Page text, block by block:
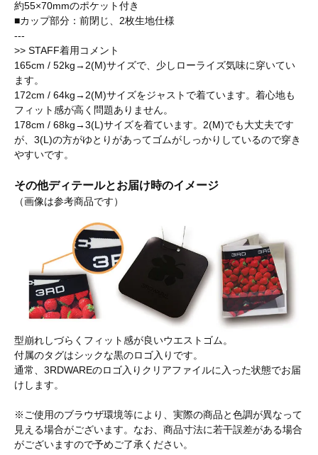
約55×70mmのポケット付き
■カップ部分：前閉じ、2枚生地仕様
---
>> STAFF着用コメント
165cm / 52kg→2(M)サイズで、少しローライズ気味に穿いてい
ます。
172cm / 64kg→2(M)サイズをジャストで着ています。着心地も
フィット感が高く問題ありません。
178cm / 68kg→3(L)サイズを着ています。2(M)でも大丈夫です
が、3(L)の方がゆとりがあってゴムがしっかりしているので穿き
やすいです。
その他ディテールとお届け時のイメージ
（画像は参考商品です）
型崩れしづらくフィット感が良いウエストゴム。
付属のタグはシックな黒のロゴ入りです。
通常、3RDWAREのロゴ入りクリアファイルに入った状態でお届
けします。
※ご使用のブラウザ環境等により、実際の商品と色調が異なって
見える場合がございます。なお、商品寸法に若干誤差がある場合
がございますので予めご了承ください。